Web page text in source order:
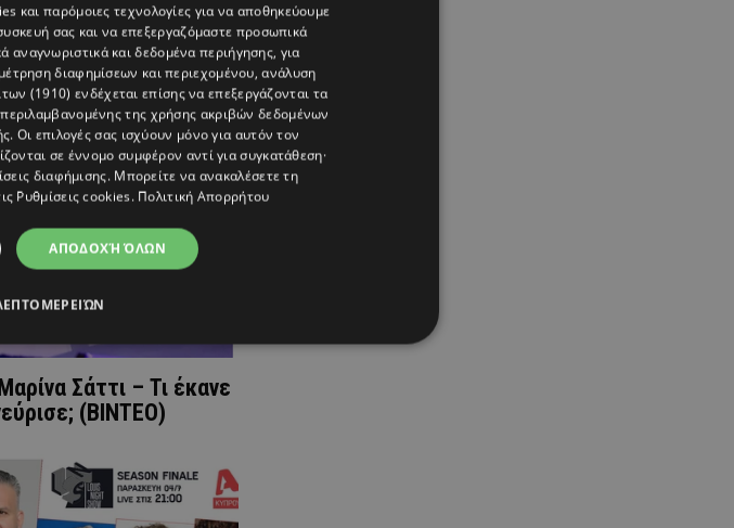
Σάττι – Τι έκανε
(ΒΙΝΤΕΟ)
και παρόμοιες τεχνολογίες για να αποθηκεύουμε
σας και να επεξεργαζόμαστε προσωπικά
και δεδομένα περιήγησης, για
διαφημίσεων και περιεχομένου, ανάλυση
(1910) ενδέχεται επίσης να επεξεργάζονται τα
της χρήσης ακριβών δεδομένων
Οι επιλογές σας ισχύουν μόνο για αυτόν τον
σε έννομο συμφέρον αντί για συγκατάθεση·
διαφήμισης. Μπορείτε να ανακαλέσετε τη
Ρυθμίσεις cookies. Πολιτική Απορρήτου
ΑΠΟΔΟΧΉ ΌΛΩΝ